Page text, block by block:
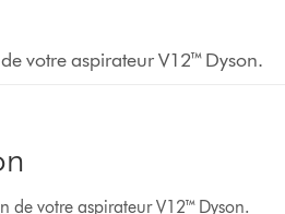
votre aspirateur V12™ Dyson.
de votre aspirateur V12™ Dyson.